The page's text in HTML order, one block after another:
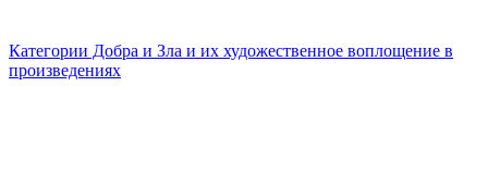
Категории Добра и Зла и их художественное воплощение в
произведениях